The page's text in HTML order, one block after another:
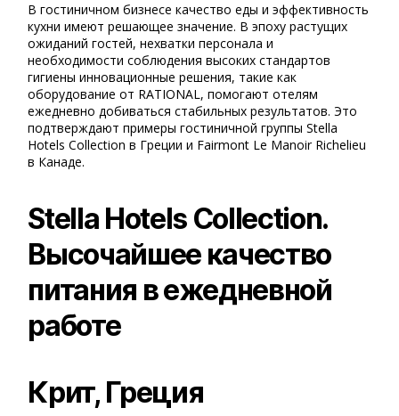
В гостиничном бизнесе качество еды и эффективность
кухни имеют решающее значение. В эпоху растущих
ожиданий гостей, нехватки персонала и
необходимости соблюдения высоких стандартов
гигиены инновационные решения, такие как
оборудование от RATIONAL, помогают отелям
ежедневно добиваться стабильных результатов. Это
подтверждают примеры гостиничной группы Stella
Hotels Collection в Греции и Fairmont Le Manoir Richelieu
в Канаде.
Stella Hotels Collection.
Высочайшее качество
питания в ежедневной
работе
Крит, Греция